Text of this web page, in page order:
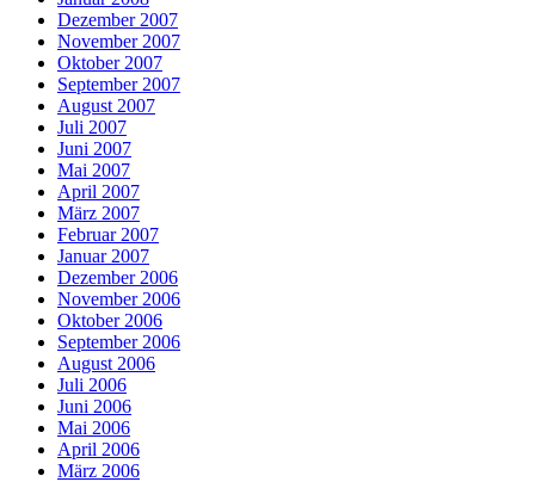
Dezember 2007
November 2007
Oktober 2007
September 2007
August 2007
Juli 2007
Juni 2007
Mai 2007
April 2007
März 2007
Februar 2007
Januar 2007
Dezember 2006
November 2006
Oktober 2006
September 2006
August 2006
Juli 2006
Juni 2006
Mai 2006
April 2006
März 2006